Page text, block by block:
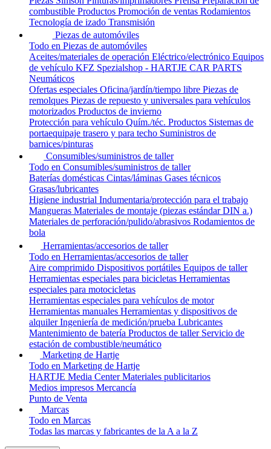
combustible Productos Promoción de ventas Rodamientos
Tecnología de izado Transmisión
Piezas de automóviles
Todo en Piezas de automóviles
Aceites/materiales de operación Eléctrico/electrónico Equipos
de vehículo KFZ Spezialshop - HARTJE CAR PARTS
Neumáticos
Ofertas especiales Oficina/jardín/tiempo libre Piezas de
remolques Piezas de repuesto y universales para vehículos
motorizados Productos de invierno
Protección para vehículo Quím./téc. Productos Sistemas de
portaequipaje trasero y para techo Suministros de
barnices/pinturas
Consumibles/suministros de taller
Todo en Consumibles/suministros de taller
Baterías domésticas Cintas/láminas Gases técnicos
Grasas/lubricantes
Higiene industrial Indumentaria/protección para el trabajo
Mangueras Materiales de montaje (piezas estándar DIN a.)
Materiales de perforación/pulido/abrasivos Rodamientos de
bola
Herramientas/accesorios de taller
Todo en Herramientas/accesorios de taller
Aire comprimido Dispositivos portátiles Equipos de taller
Herramientas especiales para bicicletas Herramientas
especiales para motocicletas
Herramientas especiales para vehículos de motor
Herramientas manuales Herramientas y dispositivos de
alquiler Ingeniería de medición/prueba Lubricantes
Mantenimiento de batería Productos de taller Servicio de
estación de combustible/neumático
Marketing de Hartje
Todo en Marketing de Hartje
HARTJE Media Center Materiales publicitarios
Medios impresos Mercancía
Punto de Venta
Marcas
Todo en Marcas
Todas las marcas y fabricantes de la A a la Z